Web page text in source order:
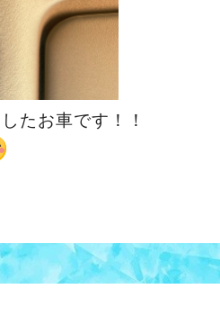
たお車です！！